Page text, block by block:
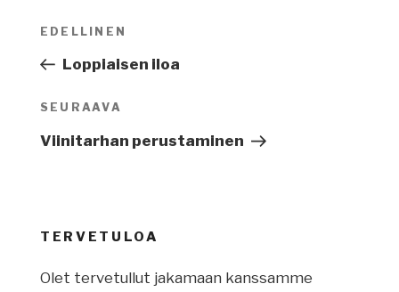
Artikkelien
Edellinen
artikkeli
EDELLINEN
Loppiaisen iloa
Seuraava
artikkeli
SEURAAVA
Viinitarhan perustaminen
TERVETULOA
Olet tervetullut jakamaan kanssamme